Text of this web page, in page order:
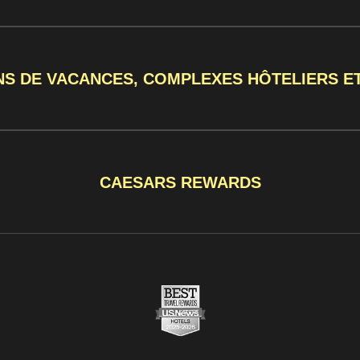
DE VACANCES, COMPLEXES HÔTELIERS
CAESARS REWARDS